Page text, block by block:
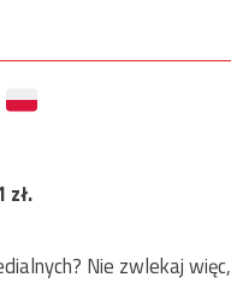
zł.
Nie zwlekaj więc,